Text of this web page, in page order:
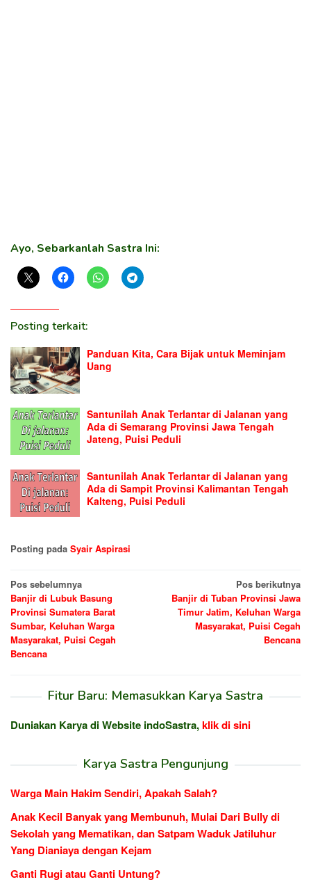
Ayo, Sebarkanlah Sastra Ini:
Posting terkait:
Panduan Kita, Cara Bijak untuk Meminjam
Uang
Santunilah Anak Terlantar di Jalanan yang
Ada di Semarang Provinsi Jawa Tengah
Jateng, Puisi Peduli
Santunilah Anak Terlantar di Jalanan yang
Ada di Sampit Provinsi Kalimantan Tengah
Kalteng, Puisi Peduli
Posting pada Syair Aspirasi
Navigasi
pos
Pos sebelumnya
Banjir di Lubuk Basung
Provinsi Sumatera Barat
Sumbar, Keluhan Warga
Masyarakat, Puisi Cegah
Bencana
Pos berikutnya
Banjir di Tuban Provinsi Jawa
Timur Jatim, Keluhan Warga
Masyarakat, Puisi Cegah
Bencana
Fitur Baru: Memasukkan Karya Sastra
Duniakan Karya di Website indoSastra,klik di sini
Karya Sastra Pengunjung
Warga Main Hakim Sendiri, Apakah Salah?
Anak Kecil Banyak yang Membunuh, Mulai Dari Bully di
Sekolah yang Mematikan, dan Satpam Waduk Jatiluhur
Yang Dianiaya dengan Kejam
Ganti Rugi atau Ganti Untung?